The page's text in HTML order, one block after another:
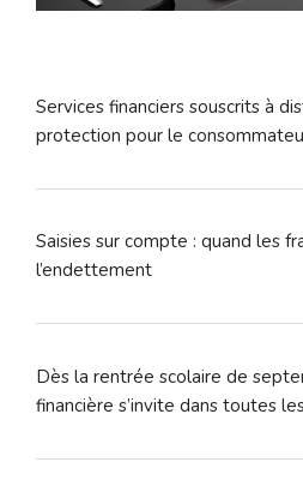
Services financiers souscrits à
protection pour le
Saisies sur compte : quand les
l’endettement
Dès la rentrée scolaire de
financière s’invite dans toutes